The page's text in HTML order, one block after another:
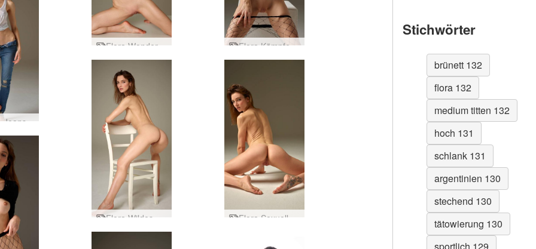
Flora Kämpferischer Geist
Jeans
Stichwörter
brünett 132
flora 132
medium titten 132
hoch 131
schlank 131
argentinien 130
stechend 130
tätowierung 130